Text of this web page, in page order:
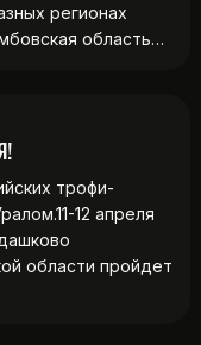
регионах
область…
трофи-
12 апреля
области пройдет